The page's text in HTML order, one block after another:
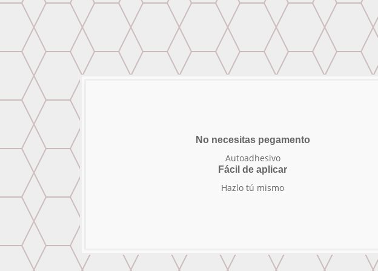
No necesitas pegamento
Autoadhesivo
Fácil de aplicar
Hazlo tú mismo